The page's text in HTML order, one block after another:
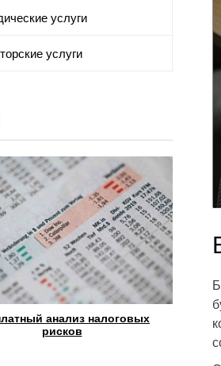
услуги
услуги
Бесплатное
отчетный